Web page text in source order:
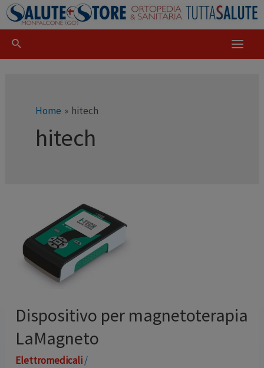
Home hitech
hitech
Dispositivo per magnetoterapia
LaMagneto
Elettromedicali/